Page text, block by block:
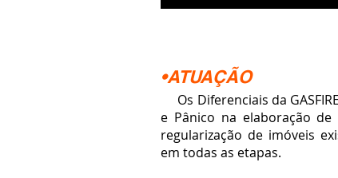
•ATUAÇÃO
Os Diferenciais da
e Pânico na elaboração
regularização de imóveis
em todas as etapas.